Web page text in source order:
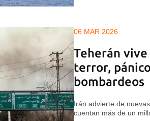
06 MAR 2026
Teherán
terror,
bombardeos
Irán advierte de
cuentan más de un